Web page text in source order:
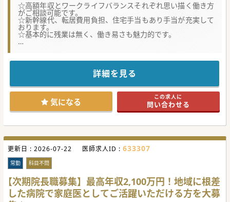
☆高額年収とワークライフバランスそれぞれ思い描く働き方
がご相談可能です。
☆新幹線代、転居費用負担、住宅手当もあり手当が充実して
おります。
☆基本的に残業は無く、働き易さも魅力的です。
貢献している病院です。
公的病院ですので、福利厚生も充実し、働き易い病院です。
日本海に面したエリアで、プライベートではマリンスポーツ
はもちろん、ゴルフやハイキングも楽しめます。
ご興味をお持ちの方は、お気軽にお問合せください。
#春入職可 #秋入職可
詳細を見る
気になる この求人に
問い合わせる
更新日 : 2026-07-22 医師求人ID : 633307
常勤 科目不問
【次期院長職募集】最高年収2,100万円！地域に根差
した病院で家庭医としてご活躍いただける方を大募